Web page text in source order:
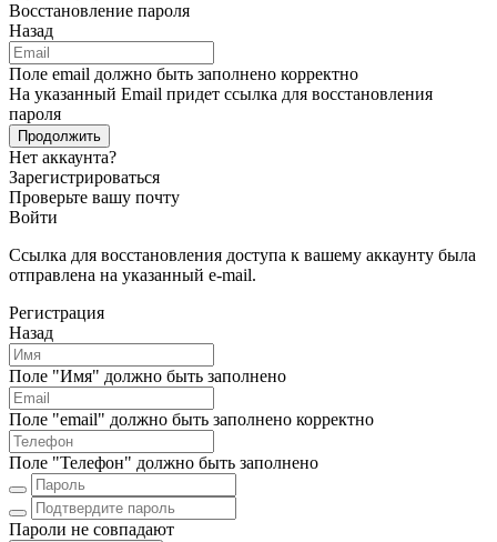
Восстановление пароля
Назад
Поле email должно быть заполнено корректно
На указанный Email придет ссылка для восстановления
пароля
Продолжить
Нет аккаунта?
Зарегистрироваться
Проверьте вашу почту
Войти
Ссылка для восстановления доступа к вашему аккаунту была
отправлена на указанный e-mail.
Регистрация
Назад
Поле "Имя" должно быть заполнено
Поле "email" должно быть заполнено корректно
Поле "Телефон" должно быть заполнено
Пароли не совпадают